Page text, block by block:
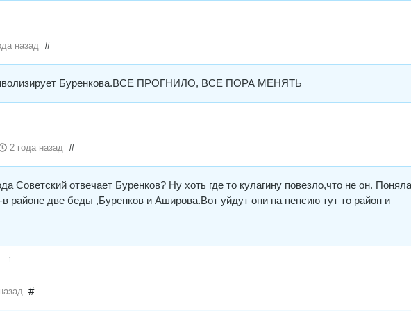
назад #
Буренкова.ВСЕ ПРОГНИЛО, ВСЕ ПОРА МЕНЯТЬ
2 года назад #
Советский отвечает Буренков? Ну хоть где то кулагину повезло,что не он. Поняла
в районе две беды ,Буренков и Аширова.Вот уйдут они на пенсию тут то район и
↑
#